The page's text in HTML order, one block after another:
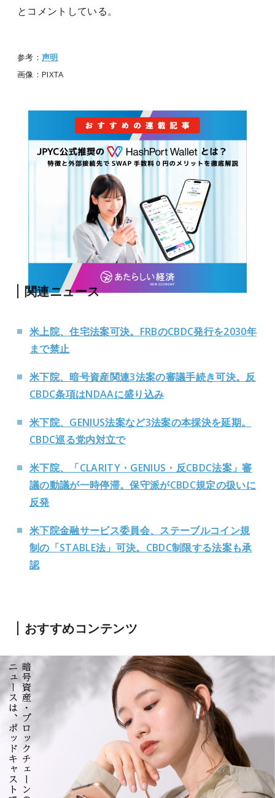
とコメントしている。
参考： 声明
画像：PIXTA
関連ニュース
米上院、住宅法案可決。FRBのCBDC発行を2030年
まで禁止
米下院、暗号資産関連3法案の審議手続き可決。反
CBDC条項はNDAAに盛り込み
米下院、GENIUS法案など3法案の本採決を延期。
CBDC巡る党内対立で
米下院、「CLARITY・GENIUS・反CBDC法案」審
議の動議が一時停滞。保守派がCBDC規定の扱いに
反発
米下院金融サービス委員会、ステーブルコイン規
制の「STABLE法」可決。CBDC制限する法案も承
認
おすすめコンテンツ